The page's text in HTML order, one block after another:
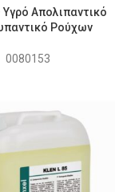
Υγρό Απολιπαντικό
Ρούχων
0080153